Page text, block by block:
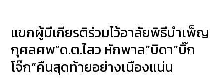
แขกผู้มีเกียรติร่วมไว้อาลัยพิธีบำเพ็ญ
กุศลศพ”ด.ต.ไสว หักพาล”บิดา”บิ๊ก
โจ๊ก”คืนสุดท้ายอย่างเนืองแน่น